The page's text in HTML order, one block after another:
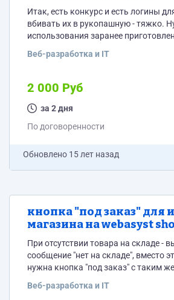
Итак, есть конкурс и есть логины
вбивать их в рукопашную - тяжко.
использования заранее
создание автоматически
страницу голосования вида [сайт]/
пользователя] 2) С этой странице
страницу голосования, чтобы
[айди
предлагают...
Веб-разработка и IT
2 000 Руб
за 2 дня
По договоренности
Обновлено 15 лет назад
кнопка "под заказ" для
магазина на webasyst
При отсутствии товара на складе -
сообщение "нет на складе", вместо
нужна кнопка "под заказ" с таким
убирает единицу товара со склада
Веб-разработка и IT